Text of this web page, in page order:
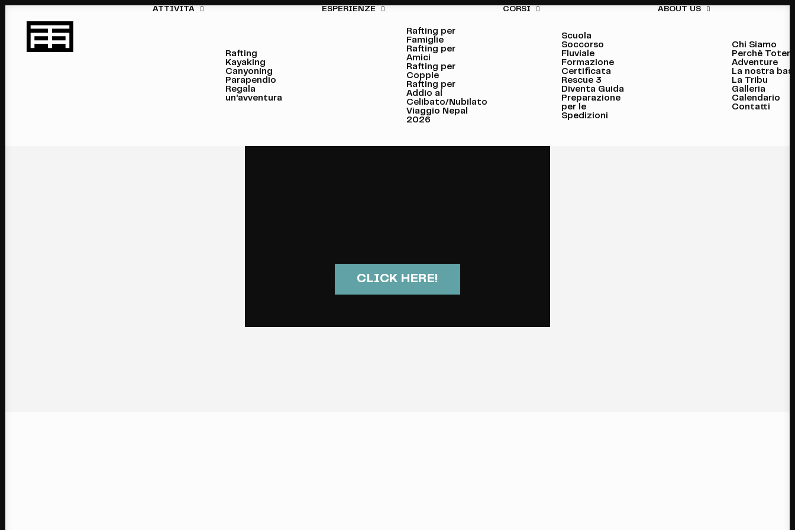
ATTIVITÀ
Rafting
Kayaking
Canyoning
Parapendio
Regala
un’avventura
ESPERIENZE
Rafting per
Famiglie
Rafting per
Amici
Rafting per
Coppie
Rafting per
Addio al
Celibato/Nubilato
Viaggio Nepal
2026
CORSI
Scuola
Soccorso
Fluviale
Formazione
Certificata
Rescue 3
Diventa Guida
Preparazione
per le
Spedizioni
ABOUT US
Chi Siamo
Perchè Totem
Adventure
La nostra
La Tribu
Galleria
Calendario
Contatti
CLICK HERE!